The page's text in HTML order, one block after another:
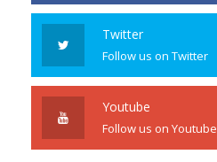
Twitter
Follow us on Twitter
Youtube
Follow us on Youtube